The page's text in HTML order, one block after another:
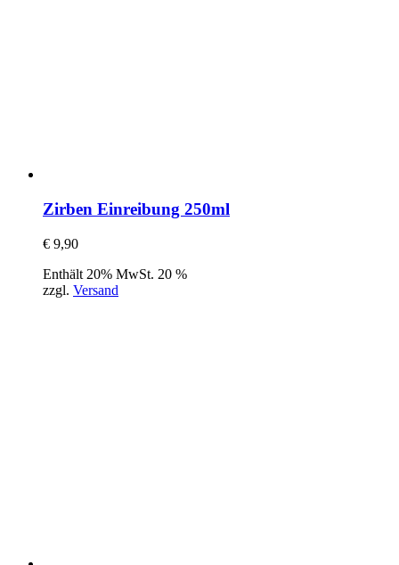
Zirben Einreibung 250ml
€ 9,90
Enthält 20% MwSt. 20 %
zzgl. Versand